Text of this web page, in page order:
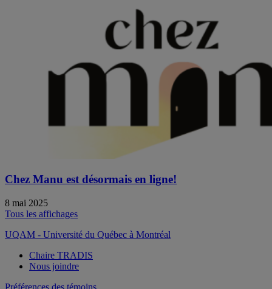
Chez Manu est désormais en ligne!
8 mai 2025
Tous les affichages
UQAM - Université du Québec à Montréal
Chaire TRADIS
Nous joindre
Préférences des témoins